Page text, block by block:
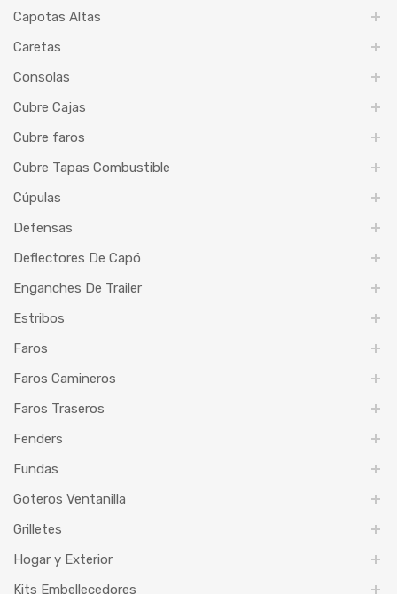
Capotas Altas
Caretas
Consolas
Cubre Cajas
Cubre faros
Cubre Tapas Combustible
Cúpulas
Defensas
Deflectores De Capó
Enganches De Trailer
Estribos
Faros
Faros Camineros
Faros Traseros
Fenders
Fundas
Goteros Ventanilla
Grilletes
Hogar y Exterior
Kits Embellecedores